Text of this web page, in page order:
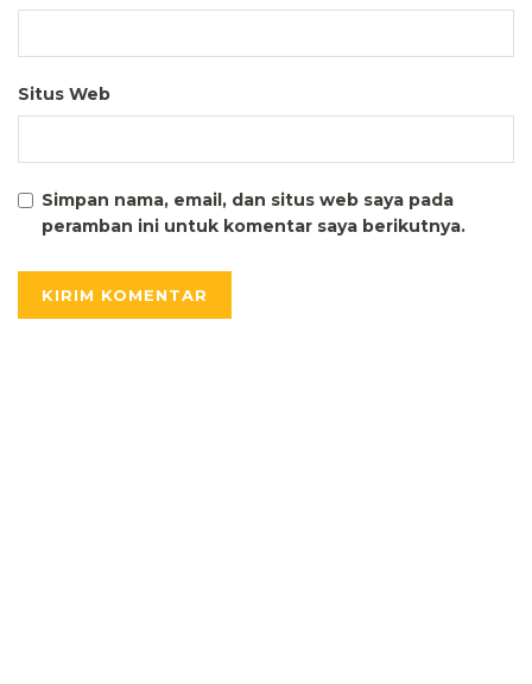
Situs Web
Simpan nama, email, dan situs web saya pada
peramban ini untuk komentar saya berikutnya.